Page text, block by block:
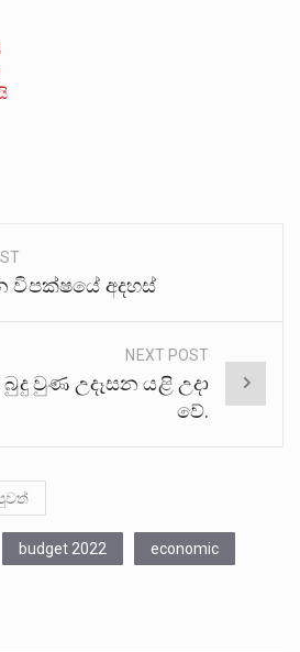
විපක්ෂයේ අදහස්
NEXT POST
බුදු වුණ උදෑසන යළි උදා
වේ.
budget 2022 economic